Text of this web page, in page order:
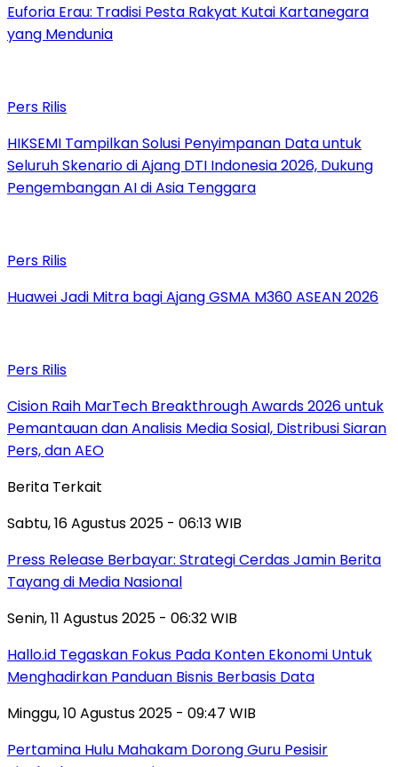
Euforia Erau: Tradisi Pesta Rakyat Kutai Kartanegara
yang Mendunia
Pers Rilis
HIKSEMI Tampilkan Solusi Penyimpanan Data untuk
Seluruh Skenario di Ajang DTI Indonesia 2026, Dukung
Pengembangan AI di Asia Tenggara
Pers Rilis
Huawei Jadi Mitra bagi Ajang GSMA M360 ASEAN 2026
Pers Rilis
Cision Raih MarTech Breakthrough Awards 2026 untuk
Pemantauan dan Analisis Media Sosial, Distribusi Siaran
Pers, dan AEO
Berita Terkait
Sabtu, 16 Agustus 2025 - 06:13 WIB
Press Release Berbayar: Strategi Cerdas Jamin Berita
Tayang di Media Nasional
Senin, 11 Agustus 2025 - 06:32 WIB
Hallo.id Tegaskan Fokus Pada Konten Ekonomi Untuk
Menghadirkan Panduan Bisnis Berbasis Data
Minggu, 10 Agustus 2025 - 09:47 WIB
Pertamina Hulu Mahakam Dorong Guru Pesisir